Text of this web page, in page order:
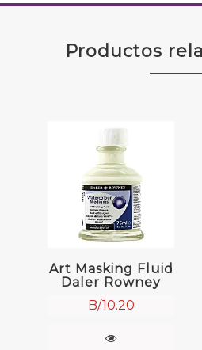
Productos
Art Masking Fluid
Daler Rowney
B/.10.20